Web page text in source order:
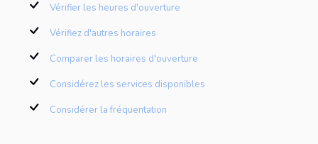
Vérifier les heures d'ouverture
Vérifiez d'autres horaires
Comparer les horaires d'ouverture
Considérez les services disponibles
Considérer la fréquentation